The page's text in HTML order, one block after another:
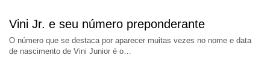
Vini Jr. e seu número preponderante
O número que se destaca por aparecer muitas vezes no nome e data
de nascimento de Vini Junior é o…